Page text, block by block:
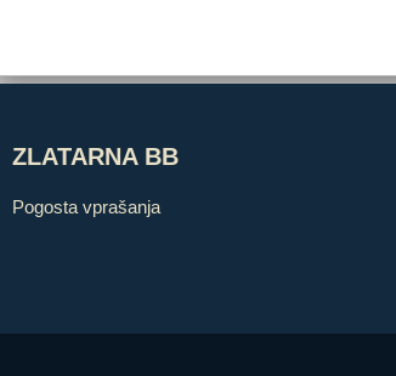
ZLATARNA BB
Pogosta vprašanja